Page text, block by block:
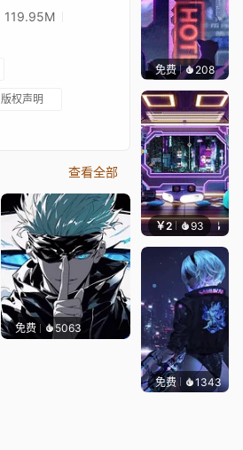
119.95M
版权声明
查看全部
免费 5063
免费 208鲨鲨啊
￥2 93 好看
免费 1343